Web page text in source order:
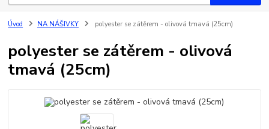
Úvod NA NÁŠIVKY polyester se zátěrem - olivová tmavá (25cm)
polyester se zátěrem - olivová
tmavá (25cm)